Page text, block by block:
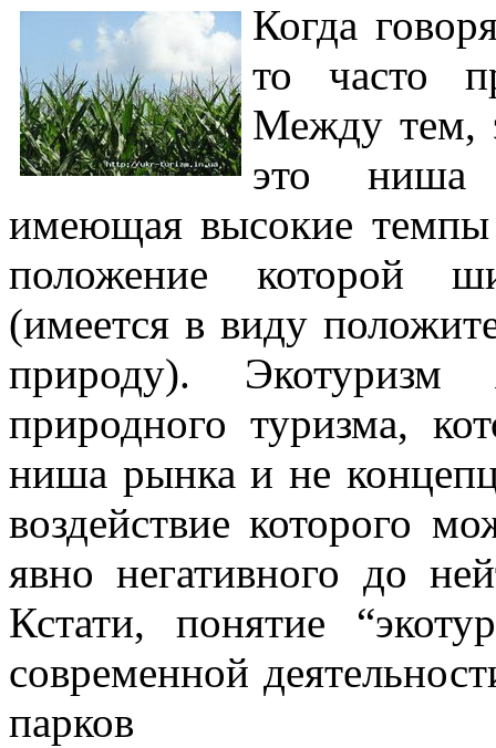
Когда
то часто
Между тем,
это ниша
имеющая высокие темпы
положение которой
(имеется в виду
природу). Экотуризм
природного туризма,
ниша рынка и не
воздействие которого
явно негативного до
Кстати, понятие
современной
парков